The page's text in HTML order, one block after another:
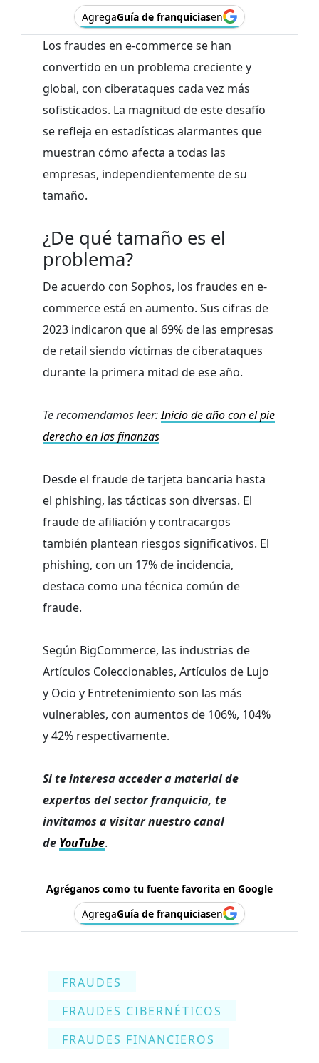
AgregaGuía de franquiciasen
Los fraudes en e-commerce se han
convertido en un problema creciente y
global, con ciberataques cada vez más
sofisticados. La magnitud de este desafío
se refleja en estadísticas alarmantes que
muestran cómo afecta a todas las
empresas, independientemente de su
tamaño.
¿De qué tamaño es el
problema?
De acuerdo con Sophos, los fraudes en e-
commerce está en aumento. Sus cifras de
2023 indicaron que al 69% de las empresas
de retail siendo víctimas de ciberataques
durante la primera mitad de ese año.
Te recomendamos leer:Inicio de año con el pie
derecho en las finanzas
Desde el fraude de tarjeta bancaria hasta
el phishing, las tácticas son diversas. El
fraude de afiliación y contracargos
también plantean riesgos significativos. El
phishing, con un 17% de incidencia,
destaca como una técnica común de
fraude.
Según BigCommerce, las industrias de
Artículos Coleccionables, Artículos de Lujo
y Ocio y Entretenimiento son las más
vulnerables, con aumentos de 106%, 104%
y 42% respectivamente.
Si te interesa acceder a material de
expertos del sector franquicia, te
invitamos a visitar nuestro canal
de YouTube.
Agréganos como tu fuente favorita en Google
AgregaGuía de franquiciasen
FRAUDES
FRAUDES CIBERNÉTICOS
FRAUDES FINANCIEROS